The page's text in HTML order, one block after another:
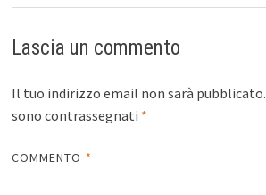
Lascia un commento
Il tuo indirizzo email non sarà pubblicato.
sono contrassegnati *
COMMENTO *